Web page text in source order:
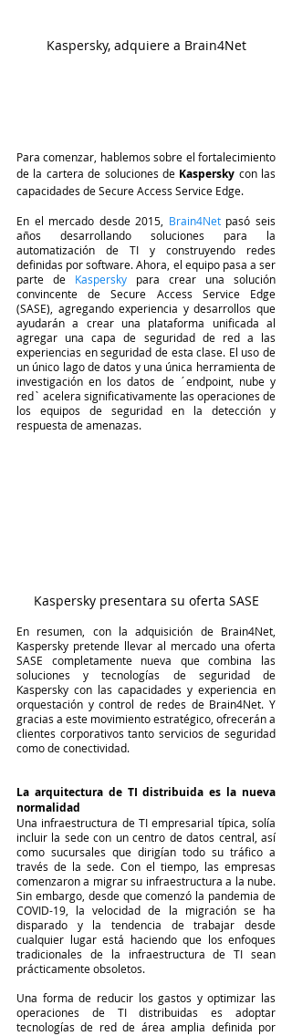
Kaspersky, adquiere a Brain4Net
Para comenzar, hablemos sobre el fortalecimiento
de la cartera de soluciones de Kaspersky con las
capacidades de Secure Access Service Edge.
En el mercado desde 2015, Brain4Net pasó seis
años desarrollando soluciones para la
automatización de TI y construyendo redes
definidas por software. Ahora, el equipo pasa a ser
parte de Kaspersky para crear una solución
convincente de Secure Access Service Edge
(SASE), agregando experiencia y desarrollos que
ayudarán a crear una plataforma unificada al
agregar una capa de seguridad de red a las
experiencias en seguridad de esta clase. El uso de
un único lago de datos y una única herramienta de
investigación en los datos de ´endpoint, nube y
red` acelera significativamente las operaciones de
los equipos de seguridad en la detección y
respuesta de amenazas.
Kaspersky presentara su oferta SASE
En resumen, con la adquisición de Brain4Net,
Kaspersky pretende llevar al mercado una oferta
SASE completamente nueva que combina las
soluciones y tecnologías de seguridad de
Kaspersky con las capacidades y experiencia en
orquestación y control de redes de Brain4Net. Y
gracias a este movimiento estratégico, ofrecerán a
clientes corporativos tanto servicios de seguridad
como de conectividad.
La arquitectura de TI distribuida es la nueva
normalidad
Una infraestructura de TI empresarial típica, solía
incluir la sede con un centro de datos central, así
como sucursales que dirigían todo su tráfico a
través de la sede. Con el tiempo, las empresas
comenzaron a migrar su infraestructura a la nube.
Sin embargo, desde que comenzó la pandemia de
COVID-19, la velocidad de la migración se ha
disparado y la tendencia de trabajar desde
cualquier lugar está haciendo que los enfoques
tradicionales de la infraestructura de TI sean
prácticamente obsoletos.
Una forma de reducir los gastos y optimizar las
operaciones de TI distribuidas es adoptar
tecnologías de red de área amplia definida por